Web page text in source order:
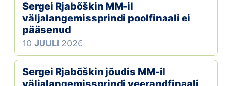
Dokumendid
Klubid
Suletud maastikud
Püsirajad
Sergei Rjabõškin MM-il
väljalangemissprindi poolfinaali ei
pääsenud
10 JUULI 2026
Sergei Rjabõškin jõudis MM-il
väljalangemissprindi veerandfinaali